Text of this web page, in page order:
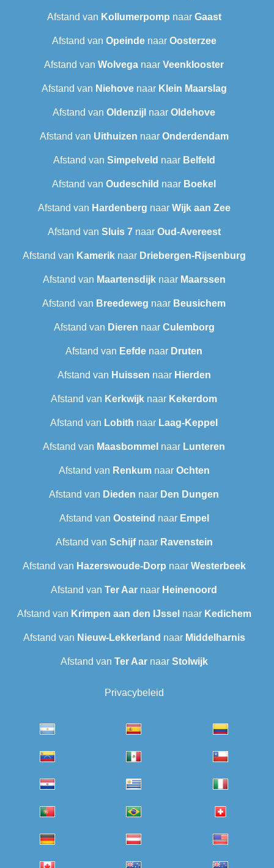
Afstand van Kollumerpomp naar Gaast
Afstand van Opeindenaar Oosterzee
Afstand van Wolvega naar Veenklooster
Afstand van Niehovenaar Klein Maarslag
Afstand van Oldenzijl naar Oldehove
Afstand van Uithuizen naar Onderdendam
Afstand van Simpelveld naar Belfeld
Afstand van Oudeschild naar Boekel
Afstand van Hardenberg naar Wijk aan Zee
Afstand van Sluis 7naar Oud-Avereest
Afstand van Kameriknaar Driebergen-Rijsenburg
Afstand van Maartensdijknaar Maarssen
Afstand van Breedeweg naar Beusichem
Afstand van Dieren naar Culemborg
Afstand van Eefde naar Druten
Afstand van Huissen naar Hierden
Afstand van Kerkwijk naar Kekerdom
Afstand van Lobith naar Laag-Keppel
Afstand van Maasbommel naar Lunteren
Afstand van Renkumnaar Ochten
Afstand van Dieden naar Den Dungen
Afstand van Oosteind naar Empel
Afstand van Schijfnaar Ravenstein
Afstand van Hazerswoude-Dorp naar Westerbeek
Afstand van Ter Aar naar Heinenoord
Afstand van Krimpen aan den IJssel naar Kedichem
Afstand van Nieuw-Lekkerland naar Middelharnis
Afstand van Ter Aar‎naar Stolwijk
Privacybeleid